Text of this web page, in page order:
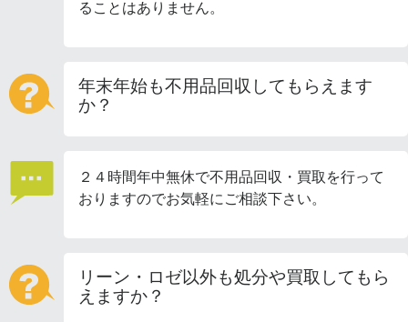
ることはありません。
年末年始も不用品回収してもらえます
か？
２４時間年中無休で不用品回収・買取を行って
おりますのでお気軽にご相談下さい。
リーン・ロゼ以外も処分や買取してもら
えますか？